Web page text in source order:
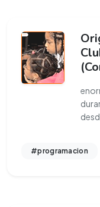
#programacion